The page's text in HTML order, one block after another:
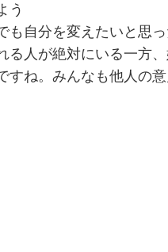
う
自分を変えたいと思
る人が絶対にいる一方
ね。みんなも他人の